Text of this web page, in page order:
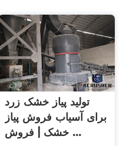
تولید پیاز خشک زرد
برای آسیاب فروش پیاز
خشک | فروش ...